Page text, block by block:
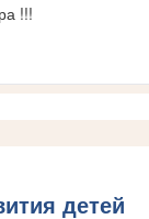
!!!
детей